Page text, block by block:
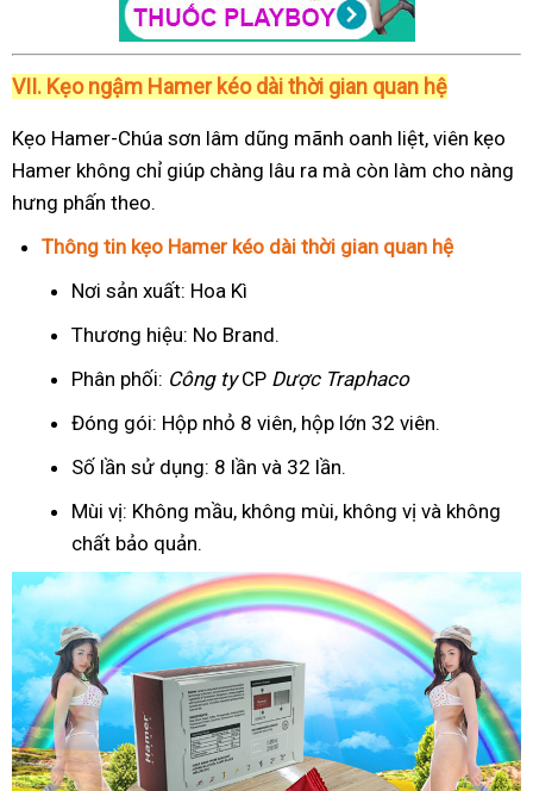
VII. Kẹo ngậm Hamer kéo dài thời gian quan hệ
Kẹo Hamer-Chúa sơn lâm dũng mãnh oanh liệt, viên kẹo
Hamer không chỉ giúp chàng lâu ra mà còn làm cho nàng
hưng phấn theo.
Thông tin kẹo Hamer kéo dài thời gian quan hệ
Nơi sản xuất: Hoa Kì
Thương hiệu: No Brand.
Phân phối: Công tyCP Dược Traphaco
Đóng gói: Hộp nhỏ 8 viên, hộp lớn 32 viên.
Số lần sử dụng: 8 lần và 32 lần.
Mùi vị: Không mầu, không mùi, không vị và không
chất bảo quản.